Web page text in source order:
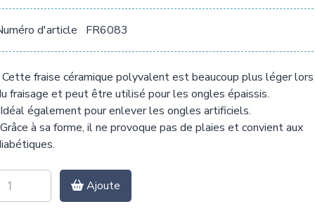
d'article FR6083
Cette fraise céramique polyvalent est beaucoup plus léger lors
fraisage et peut être utilisé pour les ongles épaissis.
également pour enlever les ongles artificiels.
à sa forme, il ne provoque pas de plaies et convient aux
Ajoute